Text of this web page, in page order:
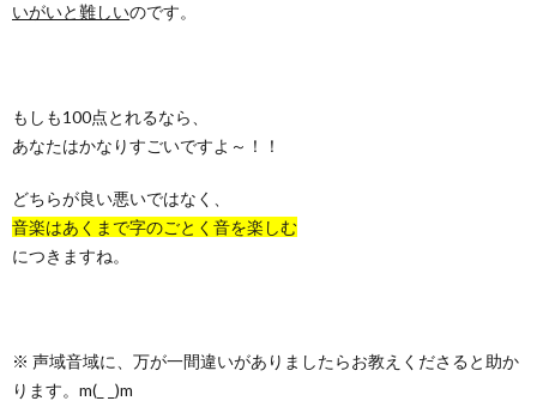
いがいと難しいのです。
もしも100点とれるなら、
あなたはかなりすごいですよ～！！
どちらが良い悪いではなく、
音楽はあくまで字のごとく音を楽しむ
につきますね。
※ 声域音域に、万が一間違いがありましたらお教えくださると助か
ります。m(_ _)m